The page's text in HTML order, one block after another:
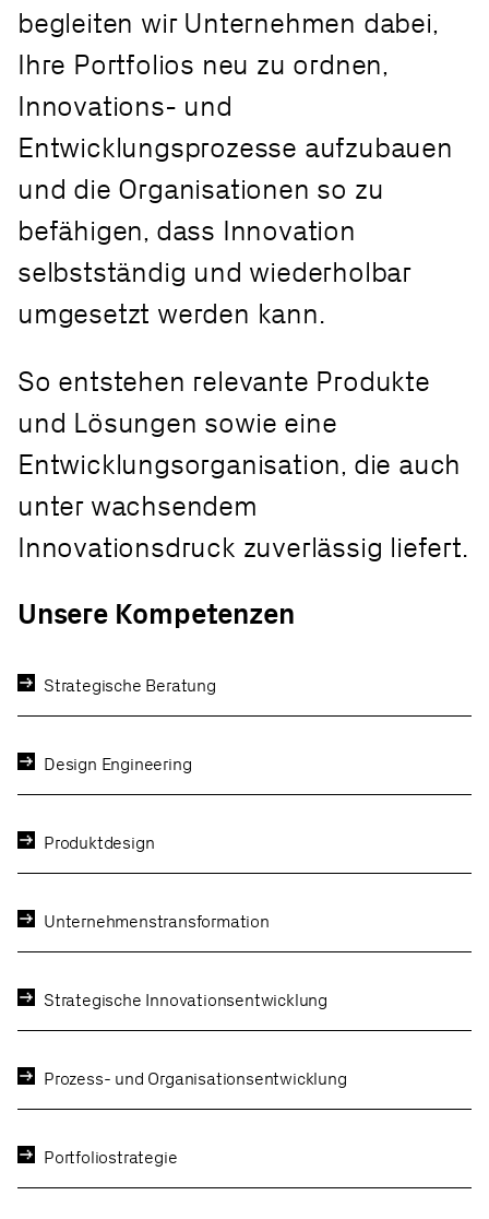
begleiten wir Unternehmen dabei,
Ihre Portfolios neu zu ordnen,
Innovations- und
Entwicklungsprozesse aufzubauen
und die Organisationen so zu
befähigen, dass Innovation
selbstständig und wiederholbar
umgesetzt werden kann.​
So entstehen relevante Produkte
und Lösungen sowie eine
Entwicklungsorganisation, die auch
unter wachsendem
Innovationsdruck zuverlässig liefert.​
Unsere Kompetenzen
Strategische Beratung
Design Engineering
Produktdesign
Unternehmenstransformation
Strategische Innovationsentwicklung
Prozess- und Organisationsentwicklung
Portfoliostrategie